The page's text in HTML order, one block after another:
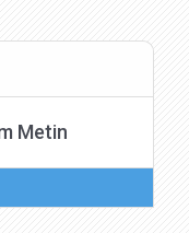
Metin